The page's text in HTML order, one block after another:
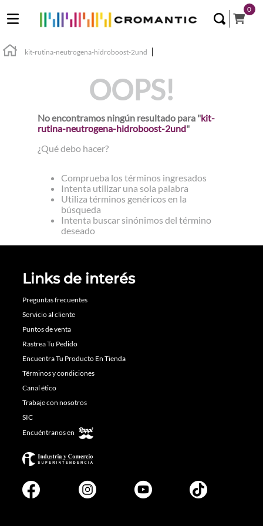
0
kit-rutina-neutrogena-hidroboost-2und
OOPS!
No encontramos ningún resultado para "kit-
rutina-neutrogena-hidroboost-2und"
¿Qué debo hacer?
Comprueba los términos ingresados
Intenta utilizar una sola palabra
Utiliza términos genéricos en la
búsqueda
Intenta buscar sinónimos del término
deseado
Links de interés
Preguntas frecuentes
Servicio al cliente
Puntos de venta
Rastrea Tu Pedido
Encuentra Tu Producto En Tienda
Términos y condiciones
Canal ético
Trabaje con nosotros
SIC
Encuéntranos en